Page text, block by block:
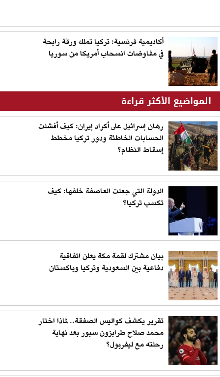
أكاديمية فرنسية: تركيا تملك ورقة رابحة
في مفاوضات انسحاب أمريكا من سوريا
المواضيع الأكثر قراءة
رهان إسرائيل على أكراد إيران: كيف أفشلت
الحسابات الخاطئة ودور تركيا مخطط
إسقاط النظام؟
الدولة التي جعلت العاصفة خلفها: كيف
تكسب تركيا؟
بيان مشترك لقمة مكة يعلن اتفاقية
دفاعية بين السعودية وتركيا وباكستان
تقرير يكشف كواليس الصفقة.. لماذا اختار
محمد صلاح طرابزون سبور بعد نهاية
رحلته مع ليفربول؟